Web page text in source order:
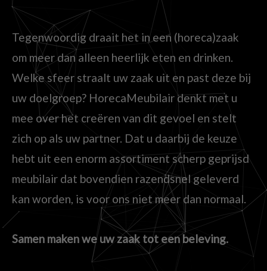
Tegenwoordig draait het in een (horeca)zaak
om meer dan alleen heerlijk eten en drinken.
Welke sfeer straalt uw zaak uit en past deze bij
uw doelgroep? HorecaMeubilair denkt met u
mee over het creëren van dit gevoel en stelt
zich op als uw partner. Dat u daarbij de keuze
hebt uit een enorm assortiment scherp geprijsd
meubilair dat bovendien razendsnel geleverd
kan worden, is voor ons niet meer dan normaal.
Samen maken we uw zaak tot een beleving.